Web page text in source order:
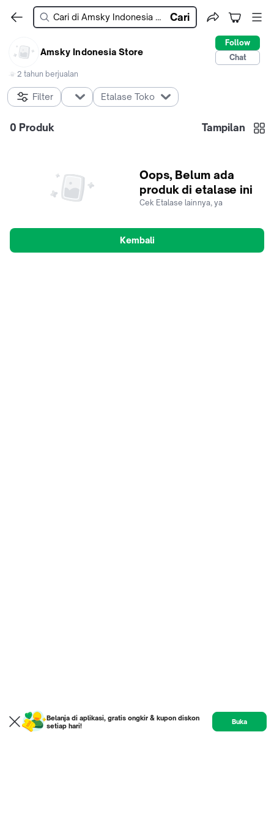
Cari
Amsky Indonesia Store
Follow
Chat
2 tahun berjualan
Filter Etalase Toko
0 Produk Tampilan
Oops, Belum ada
produk di etalase ini
Cek Etalase lainnya, ya
Kembali
Belanja di aplikasi, gratis ongkir & kupon diskon
setiap hari!
Buka
Etalase